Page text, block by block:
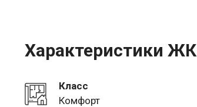
Характеристики ЖК
Класс
Комфорт